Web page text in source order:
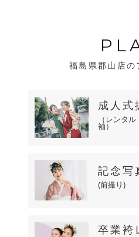
福島県郡山店の
成人式
（レンタ
袖）
記念写
(前撮り)
卒業袴